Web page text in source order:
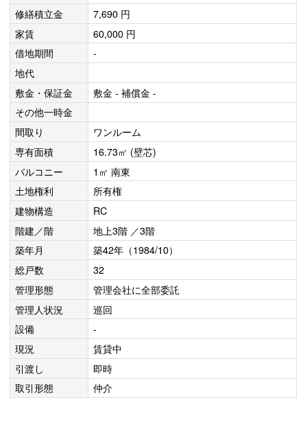
修繕積立金
7,690 円
家賃
60,000 円
借地期間
-
地代
敷金・保証金
敷金 - 補償金 -
その他一時金
間取り
ワンルーム
専有面積
16.73㎡ (壁芯)
バルコニー
1㎡ 南東
土地権利
所有権
建物構造
RC
階建／階
地上3階 ／3階
築年月
築42年（1984/10）
総戸数
32
管理形態
管理会社に全部委託
管理人状況
巡回
設備
-
現況
賃貸中
引渡し
即時
取引形態
仲介